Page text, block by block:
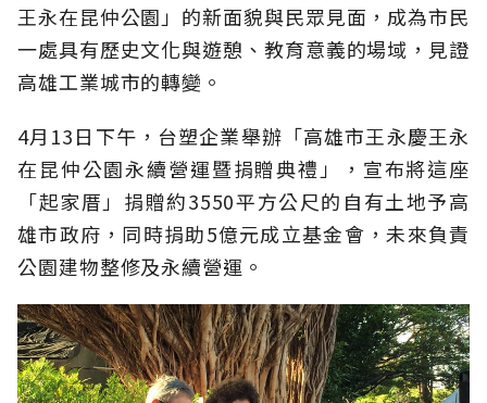
王永在昆仲公園」的新面貌與民眾見面，成為市民
一處具有歷史文化與遊憩、教育意義的場域，見證
高雄工業城市的轉變。
4月13日下午，台塑企業舉辦「高雄市王永慶王永
在昆仲公園永續營運暨捐贈典禮」，宣布將這座
「起家厝」捐贈約3550平方公尺的自有土地予高
雄市政府，同時捐助5億元成立基金會，未來負責
公園建物整修及永續營運。